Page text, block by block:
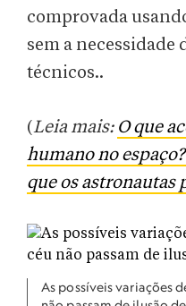
comprovada
sem a
técnicos..
(Leia mais: O que
humano no
que os astronautas
As possíveis variações